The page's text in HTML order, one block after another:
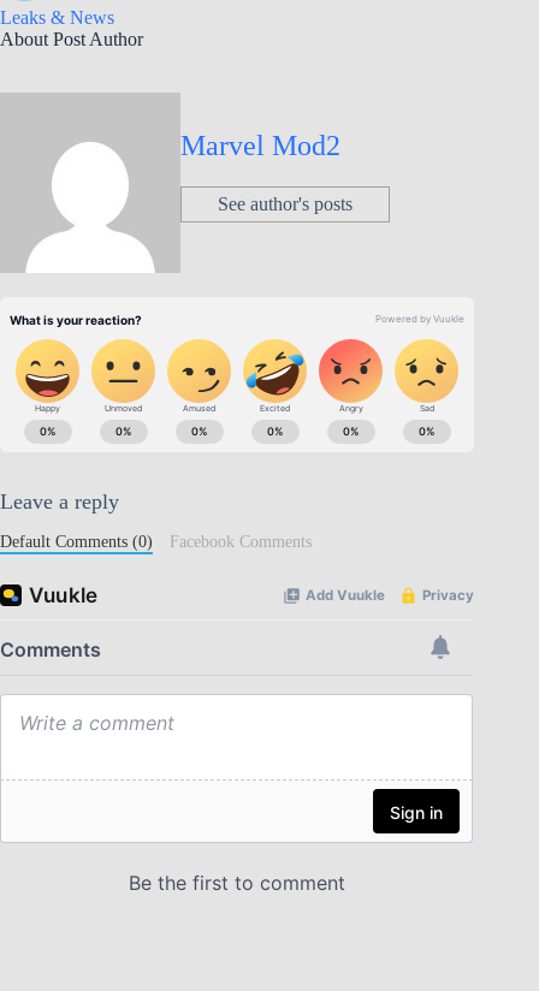
Leaks & News
About Post Author
Marvel Mod2
See author's posts
Leave a reply
Default Comments (0) Facebook Comments